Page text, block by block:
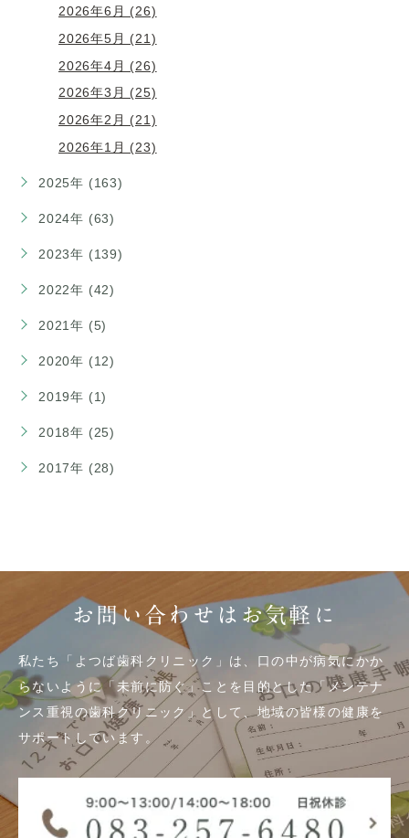
2026年6月 (26)
2026年5月 (21)
2026年4月 (26)
2026年3月 (25)
2026年2月 (21)
2026年1月 (23)
2025年 (163)
2024年 (63)
2023年 (139)
2022年 (42)
2021年 (5)
2020年 (12)
2019年 (1)
2018年 (25)
2017年 (28)
お問い合わせはお気軽に
私たち「よつば歯科クリニック」は、口の中が病気にかか
らないように「未前に防ぐ」ことを目的とした「メンテナ
ンス重視の歯科クリニック」として、地域の皆様の健康を
サポートしています。